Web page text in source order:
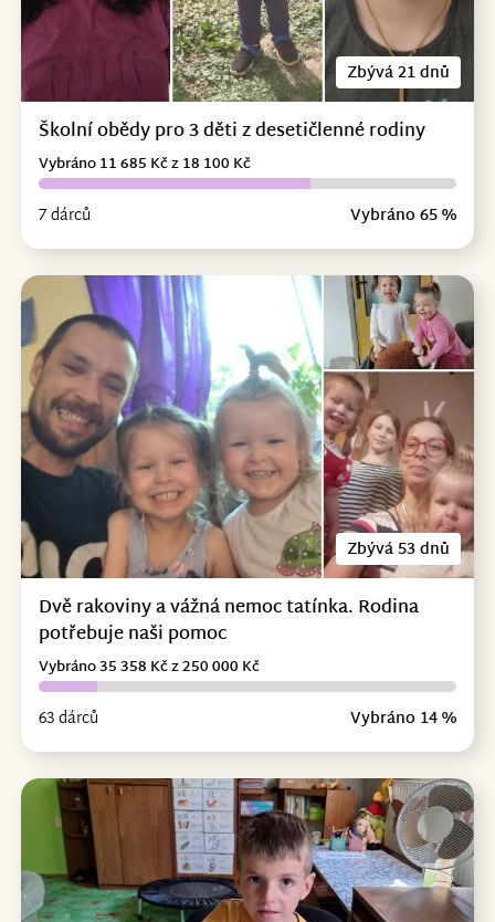
Zbývá 21 dnů
Školní obědy pro 3 děti z desetičlenné rodiny
7 dárců Vybráno 65 %
Vybráno 11 685 Kč z 18 100 Kč
Zbývá 53 dnů
Dvě rakoviny a vážná nemoc tatínka. Rodina
potřebuje naši pomoc
63 dárců Vybráno 14 %
Vybráno 35 358 Kč z 250 000 Kč